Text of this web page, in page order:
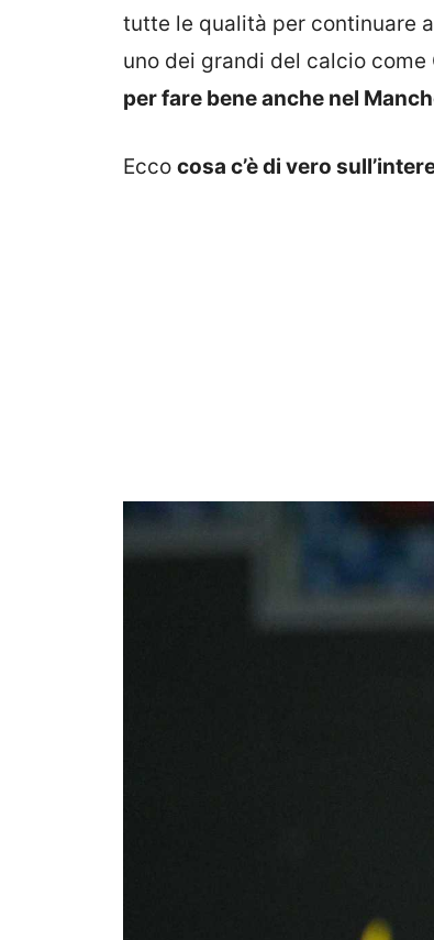
tutte le qualità per continuare
uno dei grandi del calcio come
per fare bene anche nel
Ecco cosa c’è di vero